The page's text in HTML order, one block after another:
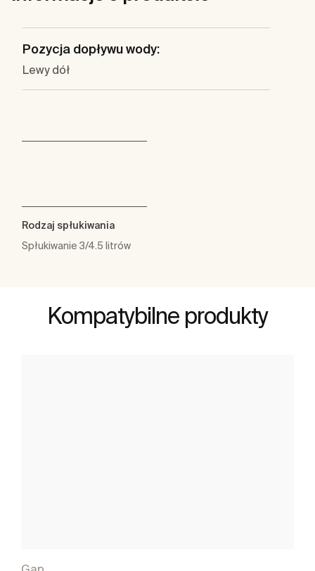
Pozycja dopływu wody:
Lewy dół
Rodzaj spłukiwania
Spłukiwanie 3/4.5 litrów
Kompatybilne produkty